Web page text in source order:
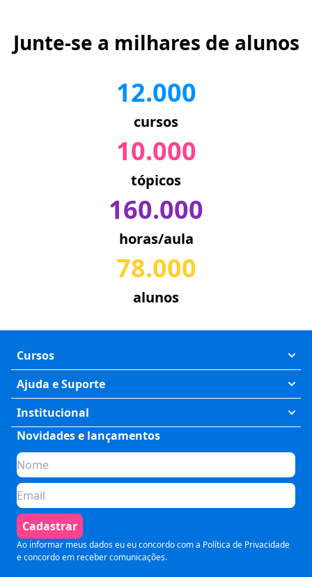
Junte-se a milhares de alunos
12.000
cursos
10.000
tópicos
160.000
horas/aula
78.000
alunos
Cursos
Exatas
Humanas
Saúde
Tecnologia
Preparatórios
Comunicação
Pós Graduação
Ajuda e Suporte
Meus Cursos
Fale Conosco
Perguntas Frequentes
Formas de Pagamento
Política de Cancelamento
Termos de Uso
Segurança e Privacidade
Institucional
Quem somos
Planos de assinatura
Para Empresas
Seja um parceiro
Blog
Novidades e lançamentos
Cadastrar
Ao informar meus dados eu eu concordo com a Política de Privacidade
e concordo em receber comunicações.